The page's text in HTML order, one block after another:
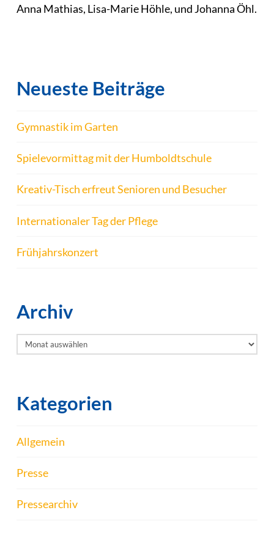
Anna Mathias, Lisa-Marie Höhle, und Johanna Öhl.
Neueste Beiträge
Gymnastik im Garten
Spielevormittag mit der Humboldtschule
Kreativ-Tisch erfreut Senioren und Besucher
Internationaler Tag der Pflege
Frühjahrskonzert
Archiv
Archiv
Kategorien
Allgemein
Presse
Pressearchiv